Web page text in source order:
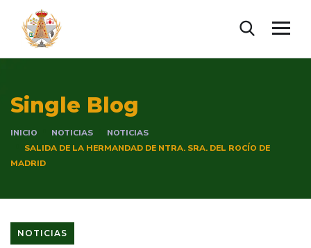
Single Blog
INICIO NOTICIAS
NOTICIAS
SALIDA DE LA HERMANDAD DE NTRA. SRA. DEL ROCÍO DE
MADRID
NOTICIAS